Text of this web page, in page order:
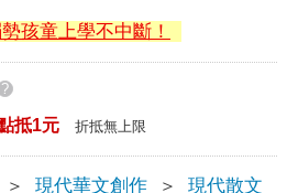
孩童上學不中斷！
?
抵1元 折抵無上限
＞ 現代華文創作 ＞ 現代散文